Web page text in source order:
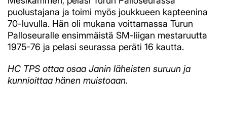
puolustajana ja toimi myös joukkueen kapteenina
70-luvulla. Hän oli mukana voittamassa Turun
Palloseuralle ensimmäistä SM-liigan mestaruutta
1975-76 ja pelasi seurassa peräti 16 kautta.
HC TPS ottaa osaa Janin läheisten suruun ja
kunnioittaa hänen muistoaan.